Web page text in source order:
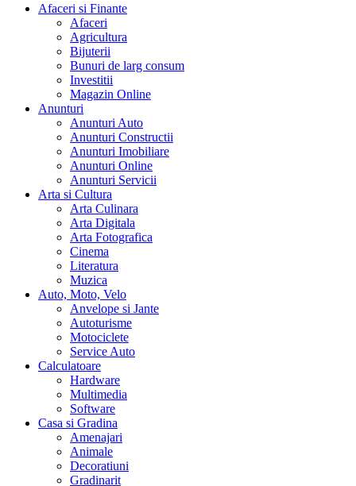
Afaceri si Finante
Afaceri
Agricultura
Bijuterii
Bunuri de larg consum
Investitii
Magazin Online
Anunturi
Anunturi Auto
Anunturi Constructii
Anunturi Imobiliare
Anunturi Online
Anunturi Servicii
Arta si Cultura
Arta Culinara
Arta Digitala
Arta Fotografica
Cinema
Literatura
Muzica
Auto, Moto, Velo
Anvelope si Jante
Autoturisme
Motociclete
Service Auto
Calculatoare
Hardware
Multimedia
Software
Casa si Gradina
Amenajari
Animale
Decoratiuni
Gradinarit